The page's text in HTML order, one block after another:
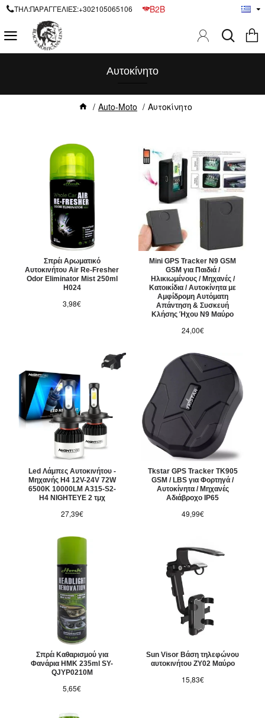
ΤΗΛ:ΠΑΡΑΓΓΕΛΙΕΣ:+302105065106 B2B
Auto-Moto Αυτοκίνητο
Αυτοκίνητο
Σπρέι Αρωματικό
Αυτοκινήτου Air Re-Fresher
Odor Eliminator Mist 250ml
H024
3,98€
Mini GPS Tracker N9 GSM
GSM για Παιδιά /
Ηλικιωμένους / Μηχανές /
Κατοικίδια / Αυτοκίνητα με
Αμφίδρομη Αυτόματη
Απάντηση & Συσκευή
Κλήσης Ήχου N9 Μαύρο
24,00€
Led Λάμπες Αυτοκινήτου -
Μηχανής H4 12V-24V 72W
6500K 10000LM A315-S2-
H4 NIGHTEYE 2 τμχ
27,39€
Tkstar GPS Tracker TK905
GSM / LBS για Φορτηγά /
Αυτοκίνητα / Μηχανές
Αδιάβροχο IP65
49,99€
Σπρέι Καθαρισμού για
Φανάρια HMK 235ml SY-
QJYP0210M
5,65€
Sun Visor Βάση τηλεφώνου
αυτοκινήτου ZY02 Μαύρο
15,83€